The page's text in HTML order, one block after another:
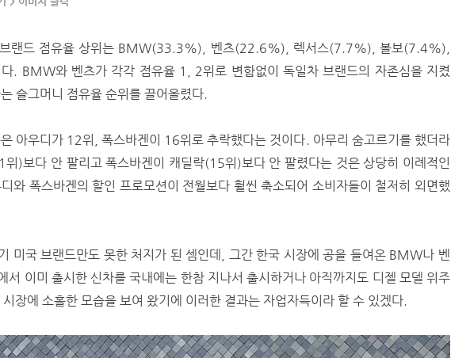
브랜드 점유율 상위는 BMW(33.3%), 벤츠(22.6%), 렉서스(7.7%), 볼보(7.4%),
. BMW와 벤츠가 각각 점유율 1, 2위로 변함없이 독일차 브랜드의 자존심을 지켰
슬그머니 점유율 순위를 끌어올렸다.
아우디가 12위, 폭스바겐이 16위로 추락했다는 것이다. 아무리 숨고르기를 했더라
)보다 안 팔리고 폭스바겐이 캐딜락(15위)보다 안 팔렸다는 것은 상당히 이례적인
와 폭스바겐의 할인 프로모션이 전월보다 훨씬 축소되어 소비자들이 철저히 외면했
미국 브랜드만도 못한 처지가 된 셈인데, 그간 한국 시장에 공을 들여온 BMW나 벤
서 이미 출시한 신차를 국내에는 한참 지나서 출시하거나 아직까지도 디젤 모델 위주
장에 소홀한 모습을 보여 왔기에 이러한 결과는 자업자득이라 할 수 있겠다.